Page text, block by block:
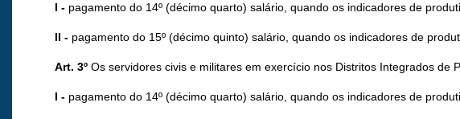
I - pagamento do 14º (décimo quarto) salário, quando os indicadores de
II - pagamento do 15º (décimo quinto) salário, quando os indicadores de
Art. 3º Os servidores civis e militares em exercício nos Distritos Integrados
I - pagamento do 14º (décimo quarto) salário, quando os indicadores de